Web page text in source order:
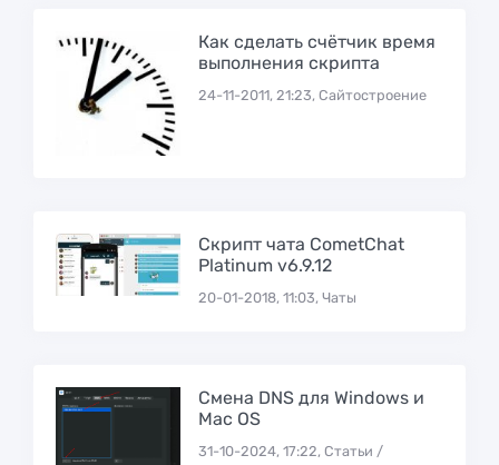
Как сделать счётчик время
выполнения скрипта
24-11-2011, 21:23, Сайтостроение
Скрипт чата CometChat
Platinum v6.9.12
20-01-2018, 11:03, Чаты
Смена DNS для Windows и
Mac OS
31-10-2024, 17:22, Статьи /